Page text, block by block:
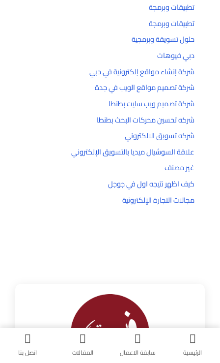
تطبيقات وبرمجة
تطبيقات وبرمجة
حلول تسويقة وبرمجية
دبي فيوهات
شركة إنشاء مواقع إلكترونية في دبي
شركة تصميم مواقع الويب في جدة
شركة تصميم ويب سايت بطنطا
شركه تحسين محركات البحث بطنطا
شركه تسويق الالكتروني
علاقة السوشيال ميديا بالتسويق الإلكتروني
غير مصنف
كيف اظهر نتيجه اول في جوجل
مجالات التجارة الإلكترونية
الرئيسية سابقة الاعمال المقالات اتصل بنا